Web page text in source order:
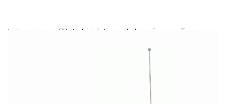
Indicado para Piloto Hidráulico e Aplicações em Taxa
Permite desbloqueio para correção de sinal Terrastar C